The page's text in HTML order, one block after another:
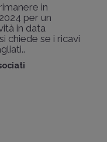
in
per un
in data
chiede se i ricavi